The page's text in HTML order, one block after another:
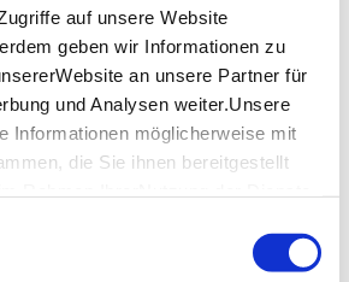
auf unsere Website
geben wir Informationen zu
an unsere Partner für
und Analysen weiter.Unsere
Informationen möglicherweise mit
die Sie ihnen bereitgestellt
1